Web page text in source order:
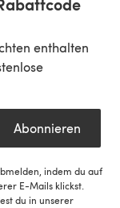
enthalten
Abonnieren
indem du auf
E-Mails klickst.
du in unserer